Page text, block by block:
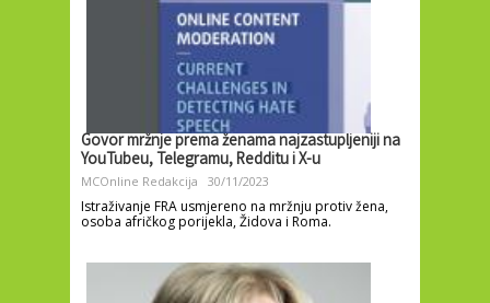
Govor mržnje prema ženama najzastupljeniji na
YouTubeu, Telegramu, Redditu i X-u
MCOnline Redakcija 30/11/2023
Istraživanje FRA usmjereno na mržnju protiv žena,
osoba afričkog porijekla, Židova i Roma.